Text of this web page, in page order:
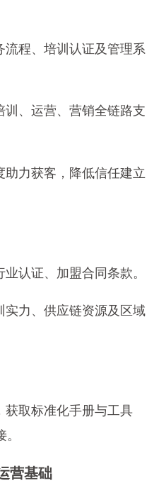
程、培训认证及管理系
、运营、营销全链路支
力获客，降低信任建立
认证、加盟合同条款。
实力、供应链资源及区域
获取标准化手册与工具
营基础